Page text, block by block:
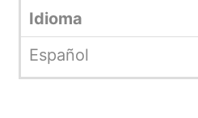
Idioma
Español